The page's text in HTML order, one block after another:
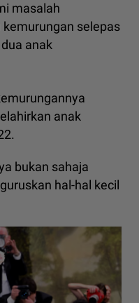
masalah
selepas
anak
anak
bukan sahaja
hal-hal kecil